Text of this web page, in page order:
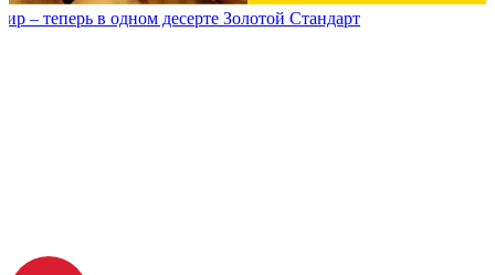
– теперь в одном десерте Золотой Стандарт